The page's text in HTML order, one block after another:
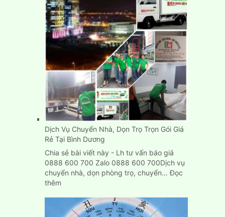
Dịch Vụ Chuyển Nhà, Dọn Trọ Trọn Gói Giá
Rẻ Tại Bình Dương
Chia sẻ bài viết này - Lh tư vấn báo giá
0888 600 700 Zalo 0888 600 700Dịch vụ
chuyển nhà, dọn phòng trọ, chuyển…Đọc
thêm:
Chuyển